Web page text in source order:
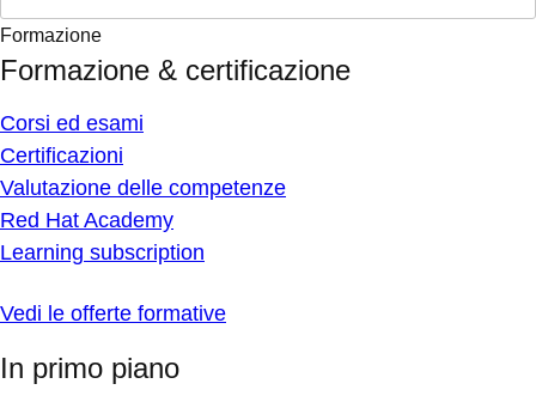
Formazione
Formazione & certificazione
Corsi ed esami
Certificazioni
Valutazione delle competenze
Red Hat Academy
Learning subscription
Vedi le offerte formative
In primo piano